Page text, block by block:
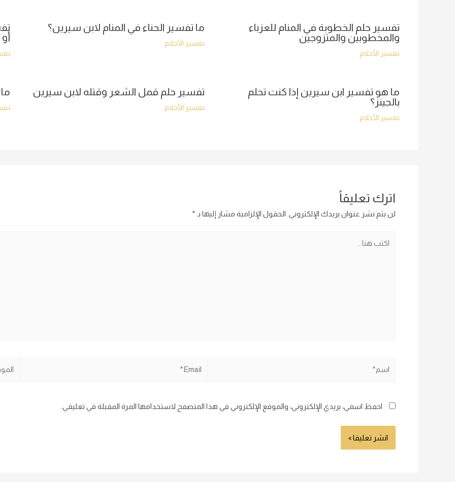
تفسير حلم الخطوبة في المنام للعزباء
والمخطوبين والمتزوجين
تفسير الأحلام
ما تفسير الحناء في المنام لابن سيرين؟
تفسير الأحلام
ما هو تفسير ابن سيرين إذا كنت تحلم
بالجينز؟
تفسير الأحلام
تفسير حلم قمل الشعر وقتله لابن سيرين
تفسير الأحلام
اترك تعليقاً
لن يتم نشر عنوان بريدك الإلكتروني. الحقول الإلزامية مشار إليها بـ *
هنا...
احفظ اسمي، بريدي الإلكتروني، والموقع الإلكتروني في هذا المتصفح لاستخدامها المرة المقبلة في تعليقي.